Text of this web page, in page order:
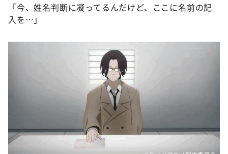
「今、姓名判断に凝ってるんだけど、ここに名前の記
入を…」